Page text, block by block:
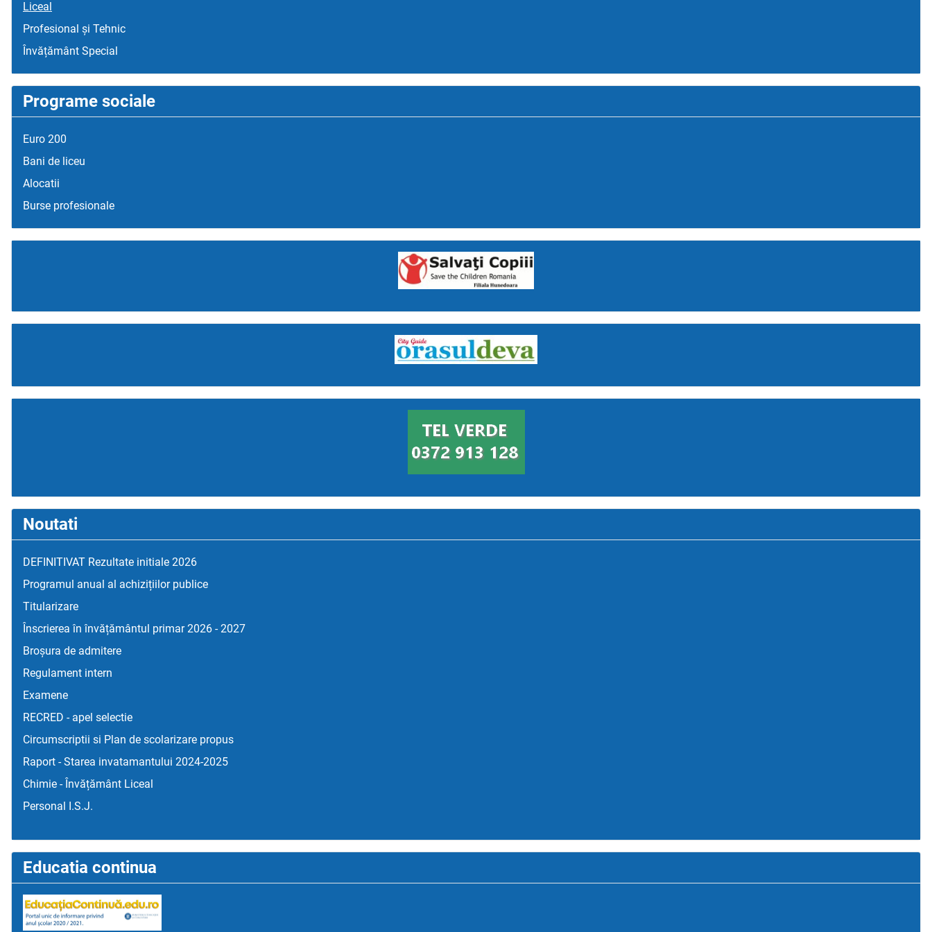
Liceal
Profesional și Tehnic
Învățământ Special
Programe sociale
Euro 200
Bani de liceu
Alocatii
Burse profesionale
Noutati
DEFINITIVAT Rezultate initiale 2026
Programul anual al achizițiilor publice
Titularizare
Înscrierea în învățământul primar 2026 - 2027
Broșura de admitere
Regulament intern
Examene
RECRED - apel selectie
Circumscriptii si Plan de scolarizare propus
Raport - Starea invatamantului 2024-2025
Chimie - Învățământ Liceal
Personal I.S.J.
Educatia continua